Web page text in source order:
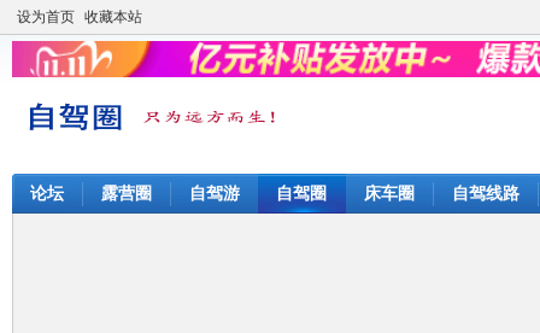
设为首页 收藏本站
论坛 露营圈 自驾游 自驾圈 床车圈 自驾线路